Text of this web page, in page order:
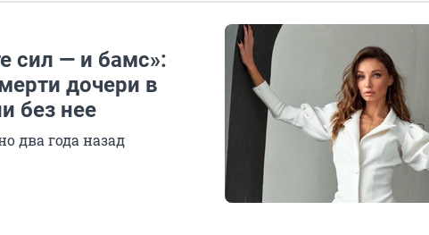
сил — и бамс»:
дочери в
без нее
два года назад